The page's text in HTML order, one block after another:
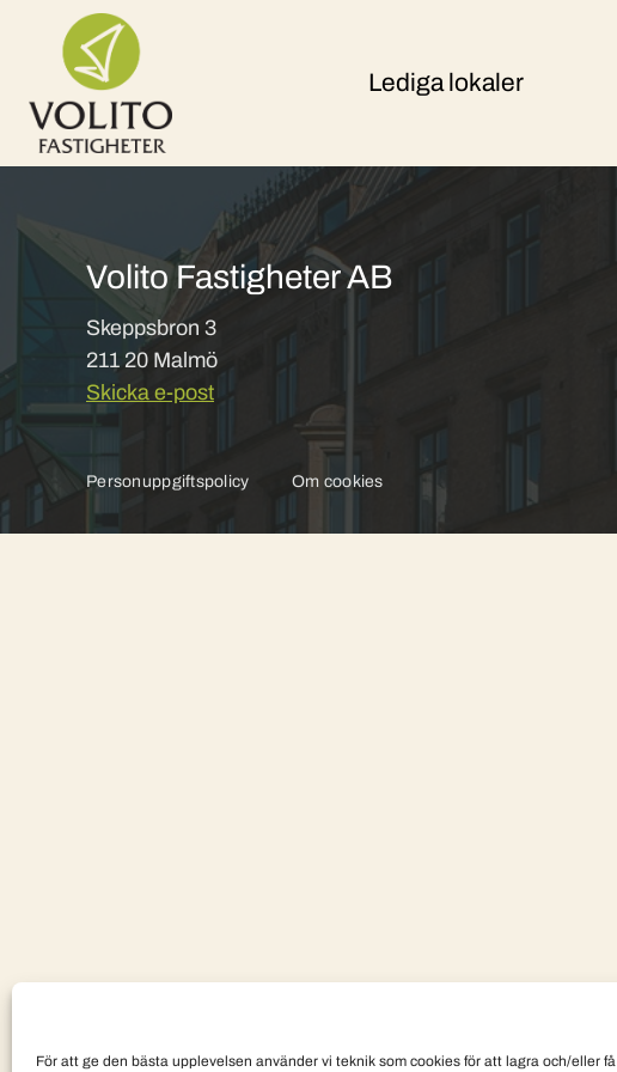
För att ge den bästa upplevelsen använder vi teknik som cookies för att lagra och/eller få
Skip to content
Lediga lokaler
Volito Fastigheter AB
Skeppsbron 3
211 20 Malmö
Skicka e-post
Personuppgiftspolicy Om cookies